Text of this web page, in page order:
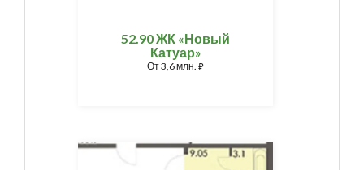
52.90 ЖК «Новый
Катуар»
От3,6 млн. ⃏